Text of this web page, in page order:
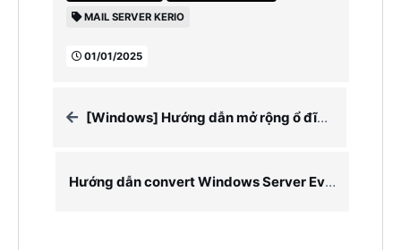
MAIL SERVER KERIO
01/01/2025
[Windows] Hướng dẫn mở rộng ổ đĩa ( Extend Disk )
Hướng dẫn convert Windows Server Evaluation 2016 2019 2022 sang bản Standard – Datacenter